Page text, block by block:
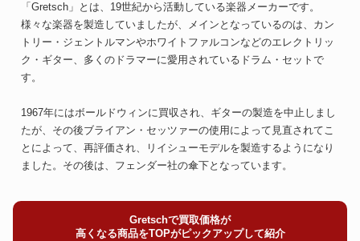
「Gretsch」とは、19世紀から活動している楽器メーカーです。
様々な楽器を製造していましたが、メインとなっているのは、カン
トリー・ジェントルマンやホワイトファルコンなどのエレクトリッ
ク・ギター、多くのドラマーに愛用されているドラム・セットで
す。
1967年にはボールドウィンに買収され、ギターの製造を中止しまし
たが、その後ブライアン・セッツァーの使用によって見直されてこ
とによって、再評価され、リイシューモデルを製造するようになり
ました。その後は、フェンダー社の傘下となっています。
Gretschで買取価格が
高くなる商品をTOPがピックアップして紹介